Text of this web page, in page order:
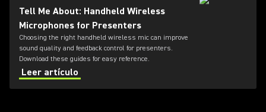
Tell Me About: Handheld Wireless
Microphones for Presenters
Choosing the right handheld wireless mic can improve
sound quality and feedback control for presenters.
Download these guides for easy reference.
Leer artículo